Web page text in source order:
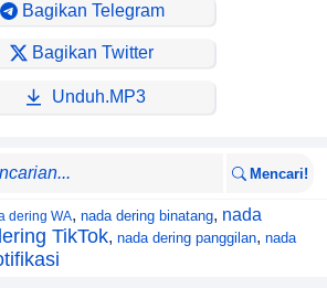
Bagikan Telegram
Bagikan Twitter
Unduh.MP3
Mencari!
dering WA, nada dering binatang, nada
TikTok, nada dering panggilan, nada